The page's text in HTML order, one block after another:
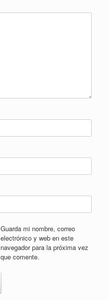
Guarda mi nombre, correo
electrónico y web en este
navegador para la próxima vez
que comente.